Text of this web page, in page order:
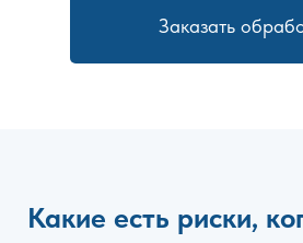
Заказать
Какие есть риски,